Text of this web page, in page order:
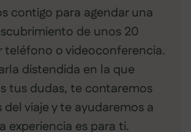
contigo para agendar una
de unos 20
teléfono o videoconferencia.
distendida en la que
tus dudas, te contaremos
viaje y te ayudaremos a
experiencia es para ti.